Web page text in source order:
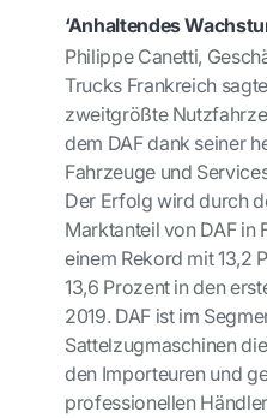
‘Anhaltendes
Philippe Canetti,
Trucks Frankreich
zweitgrößte
dem DAF dank seiner
Fahrzeuge und
Der Erfolg wird durch
Marktanteil von DAF in
einem Rekord mit 13,2
13,6 Prozent in den
2019. DAF ist im
Sattelzugmaschinen
den Importeuren und
professionellen